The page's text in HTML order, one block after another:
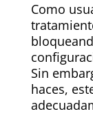
Como
Sin
haces,